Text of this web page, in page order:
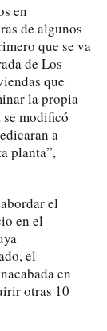
en
de algunos
que se va
de Los
que
la propia
modificó
a
planta”,
el
en el
el
en
otras 10